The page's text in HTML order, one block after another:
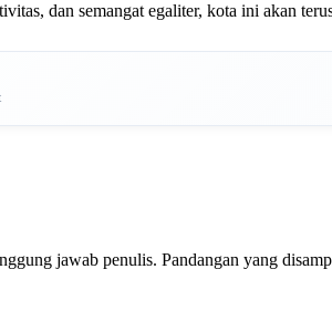
dan semangat egaliter, kota ini akan
jawab penulis. Pandangan yang